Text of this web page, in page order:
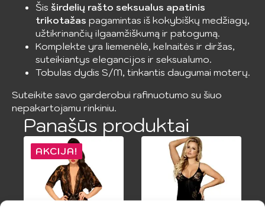
Šis širdelių rašto seksualus apatinis
trikotažas pagamintas iš kokybiškų medžiagų,
užtikrinančių ilgaamžiškumą ir patogumą.
Komplekte yra liemenėlė, kelnaitės ir diržas,
suteikiantys elegancijos ir seksualumo.
Tobulas dydis S/M, tinkantis daugumai moterų.
Suteikite savo garderobui rafinuotumo su šiuo
nepakartojamu rinkiniu.
Panašūs produktai
AKCIJA!